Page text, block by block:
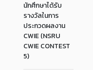
นักศึกษาได้รับ
รางวัลในการ
ประกวดผลงาน
CWIE (NSRU
CWIE CONTEST
5)